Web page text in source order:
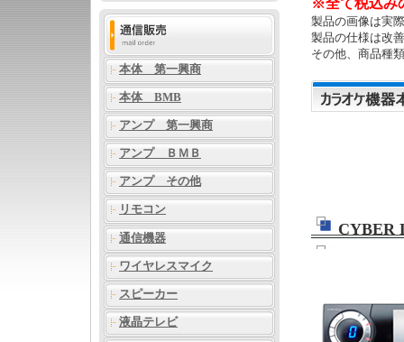
本体 第一興商
本体 BMB
アンプ 第一興商
アンプ ＢＭＢ
アンプ その他
リモコン
通信機器
ワイヤレスマイク
スピーカー
液晶テレビ
※全て税込み
製品の画像は実
製品の仕様は改
その他、商品種
CYBER